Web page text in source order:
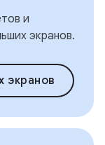
и
экранов.
экранов